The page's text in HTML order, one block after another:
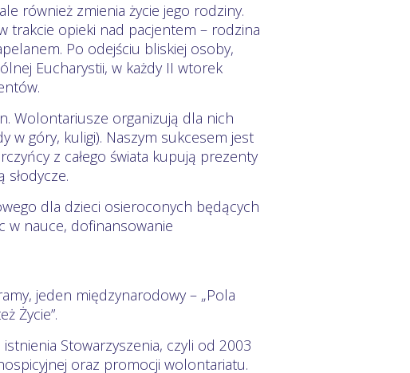
również zmienia życie jego rodziny.
trakcie opieki nad pacjentem – rodzina
Po odejściu bliskiej osoby,
Eucharystii, w każdy II wtorek
Wolontariusze organizują dla nich
w góry, kuligi). Naszym sukcesem jest
z całego świata kupują prezenty
dla dzieci osieroconych będących
w nauce, dofinansowanie
jeden międzynarodowy – „Pola
Życie”.
Stowarzyszenia, czyli od 2003
oraz promocji wolontariatu.